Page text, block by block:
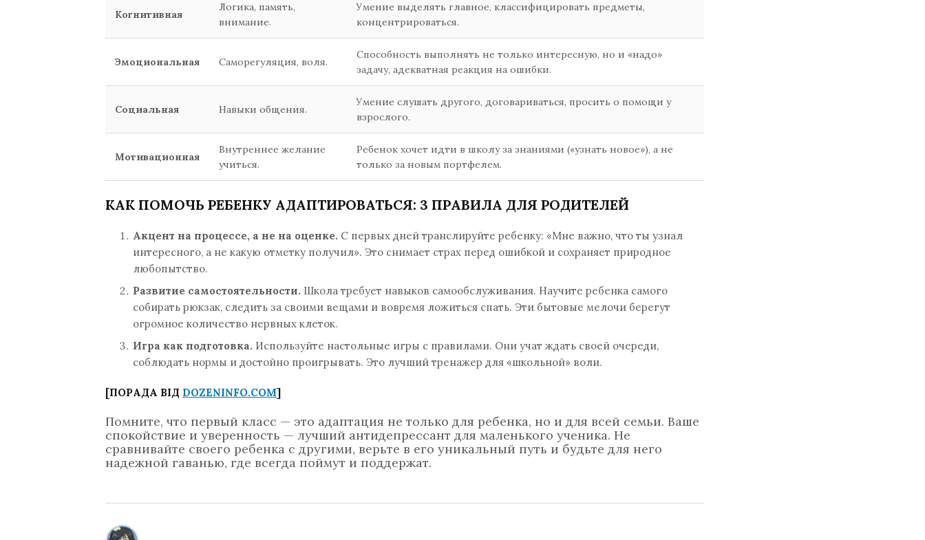
Когнитивная
Логика, память,
внимание.
Умение выделять главное, классифицировать предметы,
концентрироваться.
Эмоциональная Саморегуляция, воля.
Способность выполнять не только интересную, но и «надо»
задачу, адекватная реакция на ошибки.
Социальная Навыки общения.
Умение слушать другого, договариваться, просить о помощи у
взрослого.
Мотивационная
Внутреннее желание
учиться.
Ребенок хочет идти в школу за знаниями («узнать новое»), а не
только за новым портфелем.
КАК ПОМОЧЬ РЕБЕНКУ АДАПТИРОВАТЬСЯ: 3 ПРАВИЛА ДЛЯ РОДИТЕЛЕЙ
Акцент на процессе, а не на оценке. С первых дней транслируйте ребенку: «Мне важно, что ты узнал
интересного, а не какую отметку получил». Это снимает страх перед ошибкой и сохраняет природное
любопытство.
Развитие самостоятельности. Школа требует навыков самообслуживания. Научите ребенка самого
собирать рюкзак, следить за своими вещами и вовремя ложиться спать. Эти бытовые мелочи берегут
огромное количество нервных клеток.
Игра как подготовка. Используйте настольные игры с правилами. Они учат ждать своей очереди,
соблюдать нормы и достойно проигрывать. Это лучший тренажер для «школьной» воли.
[ПОРАДА ВІД DOZENINFO.COM]
Помните, что первый класс — это адаптация не только для ребенка, но и для всей семьи. Ваше
спокойствие и уверенность — лучший антидепрессант для маленького ученика. Не
сравнивайте своего ребенка с другими, верьте в его уникальный путь и будьте для него
надежной гаванью, где всегда поймут и поддержат.